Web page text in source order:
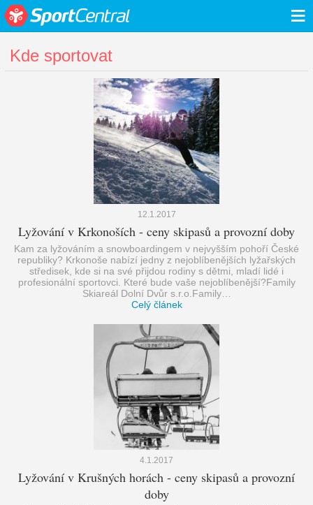
≡
Kde sportovat
12.1.2017
Lyžování v Krkonoších - ceny skipasů a provozní doby
Kam za lyžováním a snowboardingem v nejvyšším pohoří České
republiky? Krkonoše nabízí jedny z nejoblíbenějších lyžařských
středisek, kde si na své přijdou rodiny s dětmi, mladí lidé i
profesionální sportovci. Které bude vaše nejoblíbenější?Family
Skiareál Dolní Dvůr s.r.o.Family…
Celý článek
4.1.2017
Lyžování v Krušných horách - ceny skipasů a provozní
doby